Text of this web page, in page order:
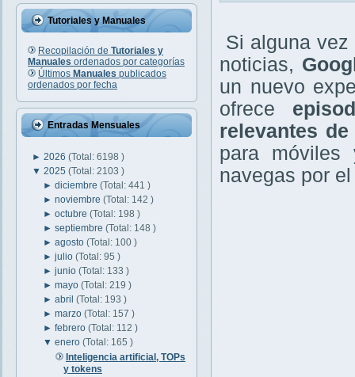
Tutoriales y Manuales
Recopilación de Tutoriales y
Manuales ordenados por categorías
Últimos Manuales publicados
ordenados por fecha
Entradas Mensuales
► 2026 (Total: 6198 )
▼ 2025 (Total: 2103 )
►diciembre(Total: 441 )
►noviembre(Total: 142 )
►octubre(Total: 198 )
►septiembre(Total: 148 )
►agosto(Total: 100 )
►julio(Total: 95 )
►junio(Total: 133 )
►mayo(Total: 219 )
►abril(Total: 193 )
►marzo(Total: 157 )
►febrero(Total: 112 )
▼enero(Total: 165 )
Inteligencia artificial, TOPs
y tokens
Si alguna vez
noticias,
un nuevo
ofrece
relevantes
para móviles
navegas por